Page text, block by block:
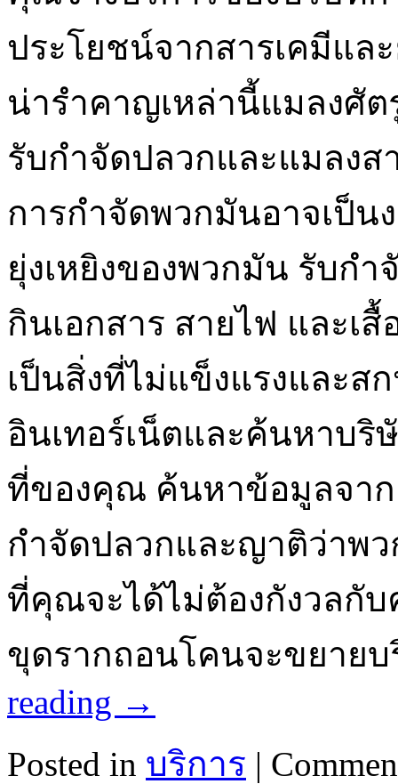
ประโยชน์จากสารเคมีแล
น่ารำคาญเหล่านี้แมลงศั
รับกำจัดปลวกและแมลง
การกำจัดพวกมันอาจเป็
ยุ่งเหยิงของพวกมัน รับก
กินเอกสาร สายไฟ และเ
เป็นสิ่งที่ไม่แข็งแรงและส
อินเทอร์เน็ตและค้นหาบริ
ที่ของคุณ ค้นหาข้อมูลจาก
กำจัดปลวกและญาติว่าพว
ที่คุณจะได้ไม่ต้องกังวลกั
ขุดรากถอนโคนจะขยาย
reading →
Posted in บริการ |